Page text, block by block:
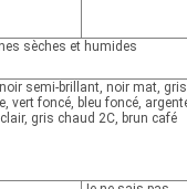
sèches et humides
semi-brillant, noir mat, gris
vert foncé, bleu foncé,
gris chaud 2C, brun café